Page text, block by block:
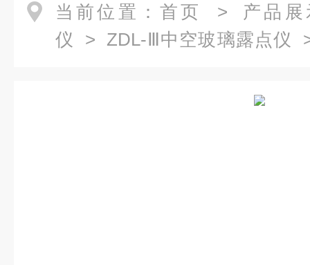
当前位置： 首页 > 产品展
仪 > ZDL-Ⅲ中空玻璃露点仪